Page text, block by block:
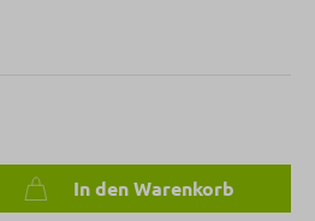
den gewünschten
In den Warenkorb